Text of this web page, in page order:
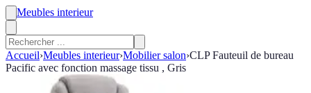
Meubles interieur
Accueil›Meubles interieur›Mobilier salon›CLP Fauteuil de bureau
Pacific avec fonction massage tissu , Gris